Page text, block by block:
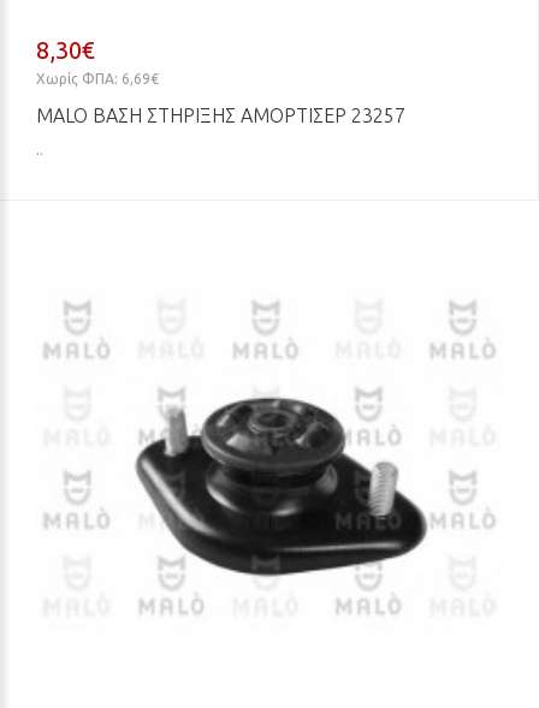
8,30€
Χωρίς ΦΠΑ: 6,69€
MALO ΒΆΣΗ ΣΤΉΡΙΞΗΣ ΑΜΟΡΤΙΣΈΡ 23257
..